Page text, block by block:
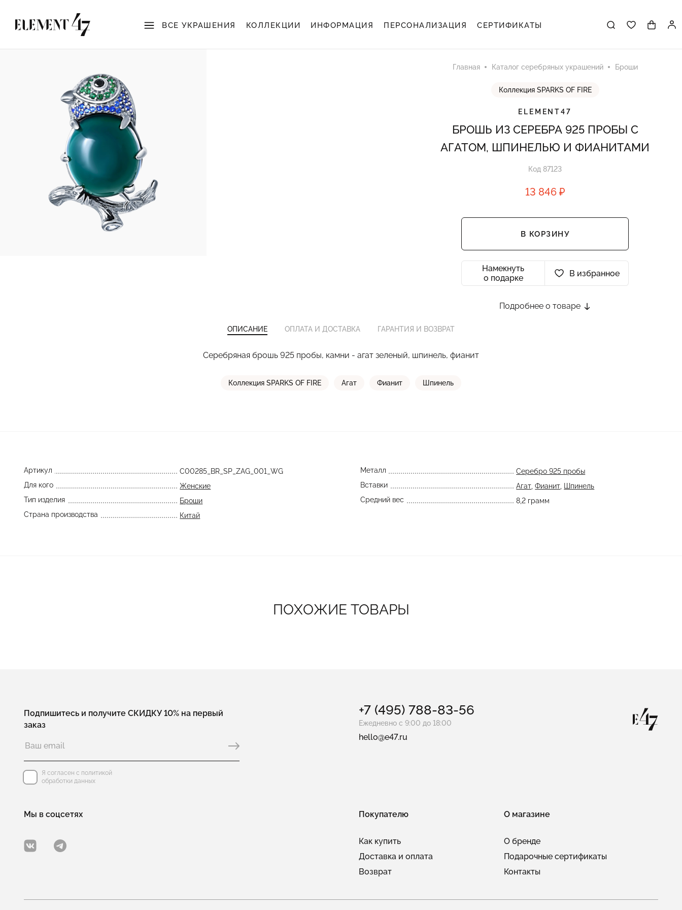
ВСЕ УКРАШЕНИЯ КОЛЛЕКЦИИ ИНФОРМАЦИЯ ПЕРСОНАЛИЗАЦИЯ СЕРТИФИКАТЫ
Главная Каталог серебряных украшений Броши
Коллекция SPARKS OF FIRE
ELEMENT47
БРОШЬ ИЗ СЕРЕБРА 925 ПРОБЫ С
АГАТОМ, ШПИНЕЛЬЮ И ФИАНИТАМИ
Код 87123
13 846 ₽
В КОРЗИНУ
Намекнуть
о подарке
В избранное
Подробнее о товаре
ОПИСАНИЕ ОПЛАТА И ДОСТАВКА ГАРАНТИЯ И ВОЗВРАТ
Серебряная брошь 925 пробы, камни - агат зеленый, шпинель, фианит
Коллекция SPARKS OF FIRE Агат Фианит Шпинель
Артикул
C00285_BR_SP_ZAG_001_WG
Для кого
Женские
Тип изделия
Броши
Страна производства
Китай
Металл
Серебро 925 пробы
Вставки
Агат ,Фианит
Шпинель
Средний вес
8,2 грамм
ПОХОЖИЕ ТОВАРЫ
Подпишитесь и получите СКИДКУ 10% на первый
заказ
Я согласен с политикой
обработки данных
+7 (495) 788-83-56
Ежедневно с 9:00 до 18:00
hello@e47.ru
Мы в соцсетях Покупателю
Как купить
Доставка и оплата
Возврат
О магазине
О бренде
Подарочные сертификаты
Контакты